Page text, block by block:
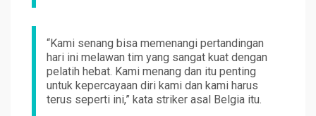
“Kami senang bisa memenangi pertandingan
hari ini melawan tim yang sangat kuat dengan
pelatih hebat. Kami menang dan itu penting
untuk kepercayaan diri kami dan kami harus
terus seperti ini,” kata striker asal Belgia itu.